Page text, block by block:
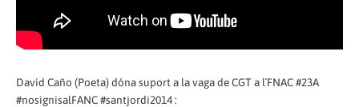
David Caño (Poeta) dóna suport a la vaga de CGT a l´FNAC #23A
#nosignisalFANC #santjordi2014 :